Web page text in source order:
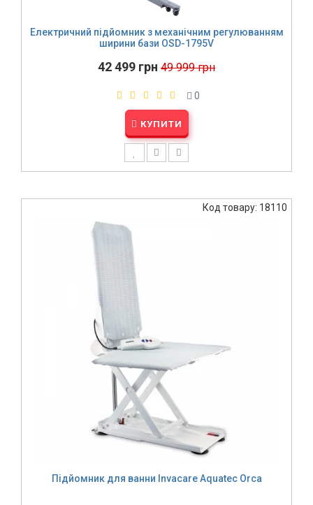
Електричний підйомник з механічним регулюванням
ширини бази OSD-1795V
42 499 грн 49 999 грн
0
КУПИТИ
Код товару: 18110
Підйомник для ванни Invacare Aquatec Orca